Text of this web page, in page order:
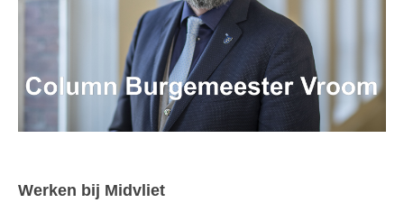
Werken bij Midvliet